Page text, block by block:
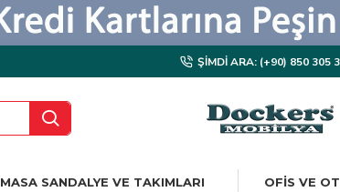
ŞIMDI ARA: (+90) 850 305
MASA SANDALYE VE TAKIMLARI OFIS VE